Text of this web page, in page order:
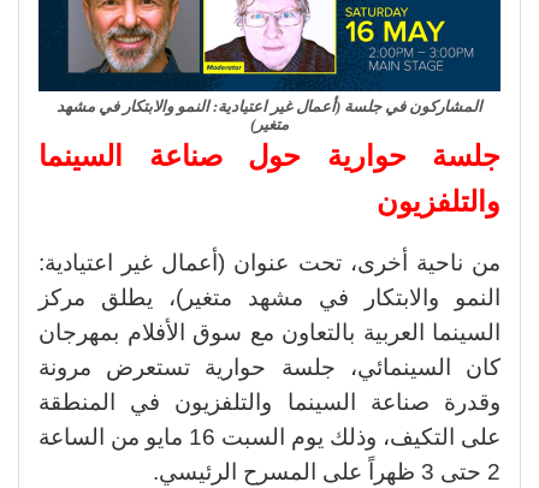
المشاركون في جلسة (أعمال غير اعتيادية: النمو والابتكار في مشهد
متغير)
جلسة حوارية حول صناعة السينما
والتلفزيون
من ناحية أخرى، تحت عنوان (أعمال غير اعتيادية:
النمو والابتكار في مشهد متغير)، يطلق مركز
السينما العربية بالتعاون مع سوق الأفلام بمهرجان
كان السينمائي، جلسة حوارية تستعرض مرونة
وقدرة صناعة السينما والتلفزيون في المنطقة
على التكيف، وذلك يوم السبت 16 مايو من الساعة
2 حتى 3 ظهراً على المسرح الرئيسي.